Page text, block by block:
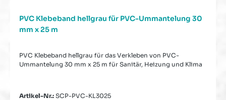
PVC Klebeband hellgrau für PVC-Ummantelung 30
mm x 25 m
PVC Klebeband hellgrau für das Verkleben von PVC-
Ummantelung 30 mm x 25 m für Sanitär, Heizung und Klima
Artikel-Nr.: SCP-PVC-KL3025